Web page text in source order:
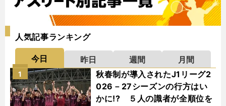
人気記事ランキング
今日 昨日 週間
月間
秋春制が導入されたJ1リーグ2
026－27シーズンの行方はい
かに!? ５人の識者が全順位を
1